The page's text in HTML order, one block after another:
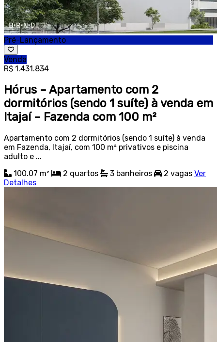
Pré-Lançamento
Venda
R$ 1.431.834
Hórus – Apartamento com 2
dormitórios (sendo 1 suíte) à venda em
Itajaí – Fazenda com 100 m²
Apartamento com 2 dormitórios (sendo 1 suíte) à venda
em Fazenda, Itajaí, com 100 m² privativos e piscina
adulto e ...
100.07 m²
2 quartos 3 banheiros 2 vagas Ver
Detalhes